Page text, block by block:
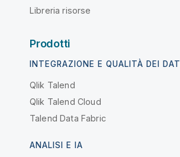
Libreria risorse
Prodotti
INTEGRAZIONE E QUALITÀ DEI DATI
Qlik Talend
Qlik Talend Cloud
Talend Data Fabric
ANALISI E IA